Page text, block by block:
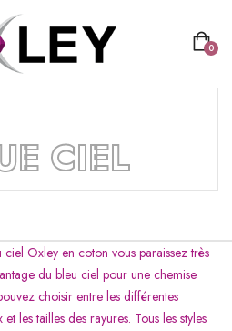
0
CIEL
Oxley en coton vous paraissez très
du bleu ciel pour une chemise
choisir entre les différentes
les tailles des rayures. Tous les styles